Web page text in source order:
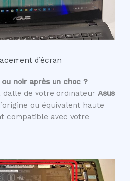
d’écran
noir après un choc ?
dalle de votre ordinateur Asus
ou équivalent haute
compatible avec votre